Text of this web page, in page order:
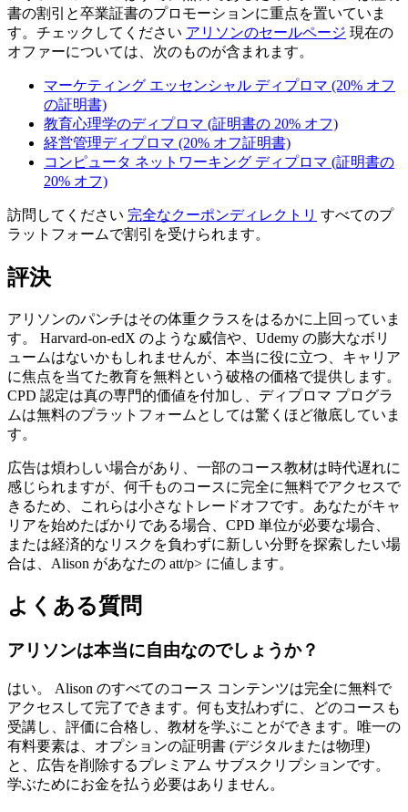
書の割引と卒業証書のプロモーションに重点を置いていま
す。チェックしてください アリソンのセールページ 現在の
オファーについては、次のものが含まれます。
マーケティング エッセンシャル ディプロマ (20% オフ
の証明書)
教育心理学のディプロマ (証明書の 20% オフ)
経営管理ディプロマ (20% オフ証明書)
コンピュータ ネットワーキング ディプロマ (証明書の
20% オフ)
訪問してください 完全なクーポンディレクトリ すべてのプ
ラットフォームで割引を受けられます。
評決
アリソンのパンチはその体重クラスをはるかに上回っていま
す。 Harvard-on-edX のような威信や、Udemy の膨大なボリ
ュームはないかもしれませんが、本当に役に立つ、キャリア
に焦点を当てた教育を無料という破格の価格で提供します。
CPD 認定は真の専門的価値を付加し、ディプロマ プログラ
ムは無料のプラットフォームとしては驚くほど徹底していま
す。
広告は煩わしい場合があり、一部のコース教材は時代遅れに
感じられますが、何千ものコースに完全に無料でアクセスで
きるため、これらは小さなトレードオフです。あなたがキャ
リアを始めたばかりである場合、CPD 単位が必要な場合、
または経済的なリスクを負わずに新しい分野を探索したい場
合は、Alison があなたの att/p> に値します。
よくある質問
アリソンは本当に自由なのでしょうか？
はい。 Alison のすべてのコース コンテンツは完全に無料で
アクセスして完了できます。何も支払わずに、どのコースも
受講し、評価に合格し、教材を学ぶことができます。唯一の
有料要素は、オプションの証明書 (デジタルまたは物理)
と、広告を削除するプレミアム サブスクリプションです。
学ぶためにお金を払う必要はありません。